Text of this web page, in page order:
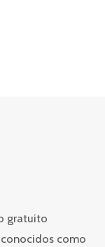
gratuito
como